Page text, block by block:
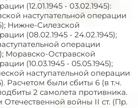
(12.01.1945 - 03.02.1945):
наступательной операции
Нижне-Силезской
(08.02.1945 - 24.02.1945);
операции
Моравско-Остравской
(10.03.1945 - 05.05.1945);
наступательной операции
Расчетом были сбиты 6 (в т.ч.
2 самолета противника.
войны II ст. (Пр.